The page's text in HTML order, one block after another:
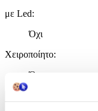
με Led:
Όχι
Χειροποίητο:
Όχι